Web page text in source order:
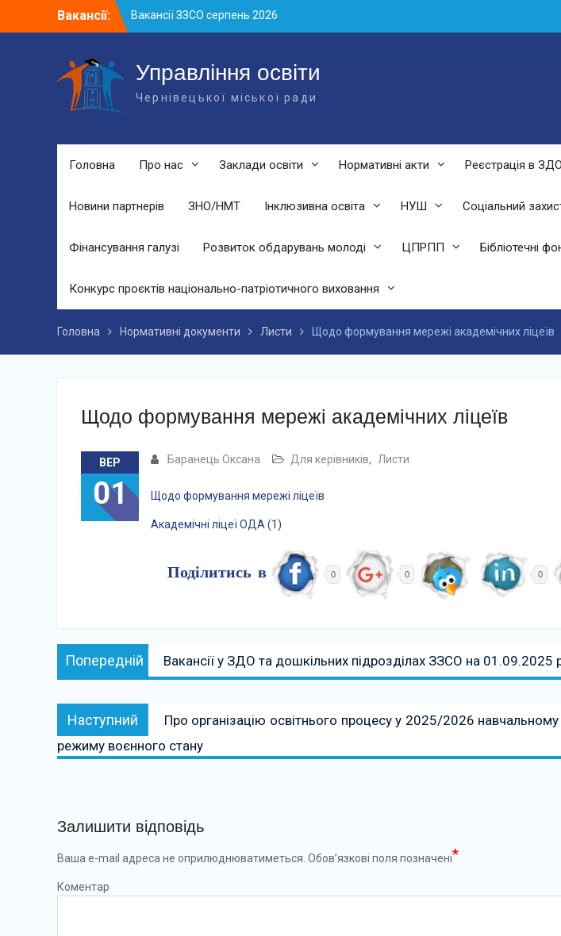
Вакансії:
Вакансії ЗЗСО серпень 2026
Вакансії ЗЗСО червень 2026
підрозділах ЗЗСО станом на 01.08.2026
р.Управління освіти
Чернівецької міської ради
Головна Про нас Заклади освіти Нормативні акти Реєстрація в ЗДО
Новини партнерів ЗНО/НМТ Інклюзивна освіта НУШ Соціальний
Фінансування галузі Розвиток обдарувань молоді ЦПРПП Бібліотечні
Конкурс проєктів національно-патріотичного виховання
Головна Нормативні документи Листи Щодо формування мережі академічних ліцеїв
Щодо формування мережі академічних ліцеїв
ВЕР
01
Баранець Оксана Для керівників, Листи
Щодо формування мережі ліцеїв
Академічні ліцеї ОДА (1)
Поділитись в 0 0 0
Навігація
записів
Попередній Попередній:
Вакансії у ЗДО та дошкільних підрозділах ЗЗСО на 01.09.2025
Наступний Наступний:
Про організацію освітнього процесу у 2025/2026
режиму воєнного стану
Залишити відповідь
Ваша e-mail адреса не оприлюднюватиметься. Обов’язкові поля позначені*
Коментар